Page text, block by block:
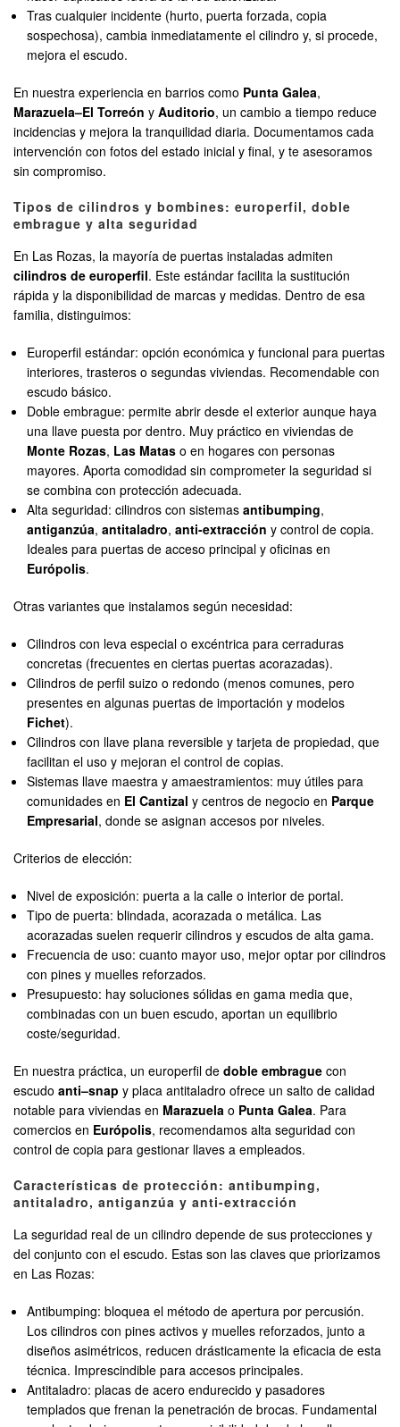
Tras cualquier incidente (hurto, puerta forzada, copia
sospechosa), cambia inmediatamente el cilindro y, si procede,
mejora el escudo.
En nuestra experiencia en barrios como Punta Galea,
Marazuela–El Torreón y Auditorio, un cambio a tiempo reduce
incidencias y mejora la tranquilidad diaria. Documentamos cada
intervención con fotos del estado inicial y final, y te asesoramos
sin compromiso.
Tipos de cilindros y bombines: europerfil, doble
embrague y alta seguridad
En Las Rozas, la mayoría de puertas instaladas admiten
cilindros de europerfil. Este estándar facilita la sustitución
rápida y la disponibilidad de marcas y medidas. Dentro de esa
familia, distinguimos:
Europerfil estándar: opción económica y funcional para puertas
interiores, trasteros o segundas viviendas. Recomendable con
escudo básico.
Doble embrague: permite abrir desde el exterior aunque haya
una llave puesta por dentro. Muy práctico en viviendas de
Monte Rozas, Las Matas o en hogares con personas
mayores. Aporta comodidad sin comprometer la seguridad si
se combina con protección adecuada.
Alta seguridad: cilindros con sistemasantibumping,
antiganzúa,antitaladro,anti-extracción y control de copia.
Ideales para puertas de acceso principal y oficinas en
Európolis.
Otras variantes que instalamos según necesidad:
Cilindros con leva especial o excéntrica para cerraduras
concretas (frecuentes en ciertas puertas acorazadas).
Cilindros de perfil suizo o redondo (menos comunes, pero
presentes en algunas puertas de importación y modelos
Fichet).
Cilindros con llave plana reversible y tarjeta de propiedad, que
facilitan el uso y mejoran el control de copias.
Sistemas llave maestra y amaestramientos: muy útiles para
comunidades en El Cantizal y centros de negocio en Parque
Empresarial, donde se asignan accesos por niveles.
Criterios de elección:
Nivel de exposición: puerta a la calle o interior de portal.
Tipo de puerta: blindada, acorazada o metálica. Las
acorazadas suelen requerir cilindros y escudos de alta gama.
Frecuencia de uso: cuanto mayor uso, mejor optar por cilindros
con pines y muelles reforzados.
Presupuesto: hay soluciones sólidas en gama media que,
combinadas con un buen escudo, aportan un equilibrio
coste/seguridad.
En nuestra práctica, un europerfil de doble embrague con
escudo anti–snap y placa antitaladro ofrece un salto de calidad
notable para viviendas en Marazuela o Punta Galea. Para
comercios en Európolis, recomendamos alta seguridad con
control de copia para gestionar llaves a empleados.
Características de protección: antibumping,
antitaladro, antiganzúa y anti-extracción
La seguridad real de un cilindro depende de sus protecciones y
del conjunto con el escudo. Estas son las claves que priorizamos
en Las Rozas:
Antibumping: bloquea el método de apertura por percusión.
Los cilindros con pines activos y muelles reforzados, junto a
diseños asimétricos, reducen drásticamente la eficacia de esta
técnica. Imprescindible para accesos principales.
Antitaladro: placas de acero endurecido y pasadores
templados que frenan la penetración de brocas. Fundamental